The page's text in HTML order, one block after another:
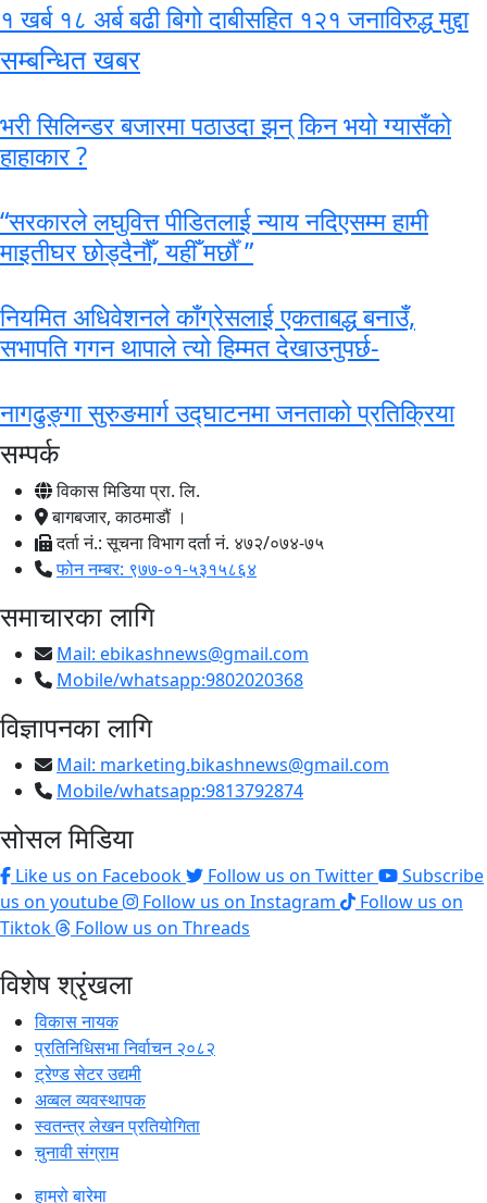
१ खर्ब १८ अर्ब बढी बिगो दाबीसहित १२१ जनाविरुद्ध मुद्दा
सम्बन्धित खबर
भरी सिलिन्डर बजारमा पठाउदा झन् किन भयो ग्यासँको
हाहाकार ?
“सरकारले लघुवित्त पीडितलाई न्याय नदिएसम्म हामी
माइतीघर छोड्दैनौँ, यहीँ मर्छौँ ”
नियमित अधिवेशनले काँग्रेसलाई एकताबद्ध बनाउँ,
सभापति गगन थापाले त्यो हिम्मत देखाउनुपर्छ-
नागढुङ्गा सुरुङमार्ग उद्घाटनमा जनताको प्रतिक्रिया
सम्पर्क
विकास मिडिया प्रा. लि.
बागबजार, काठमाडौं ।
दर्ता नं.: सूचना विभाग दर्ता नं. ४७२/०७४-७५
फोन नम्बर: ९७७-०१-५३१५८६४
समाचारका लागि
Mail: ebikashnews@gmail.com
Mobile/whatsapp:9802020368
विज्ञापनका लागि
Mail: marketing.bikashnews@gmail.com
Mobile/whatsapp:9813792874
सोसल मिडिया
Like us on Facebook Follow us on Twitter
Subscribe
us on youtube
Follow us on Instagram
Follow us on
Tiktok
Follow us on Threads
विशेष श्रृंखला
विकास नायक
प्रतिनिधिसभा निर्वाचन २०८२
ट्रेण्ड सेटर उद्यमी
अव्बल व्यवस्थापक
स्वतन्त्र लेखन प्रतियोगिता
चुनावी संग्राम
हाम्रो बारेमा